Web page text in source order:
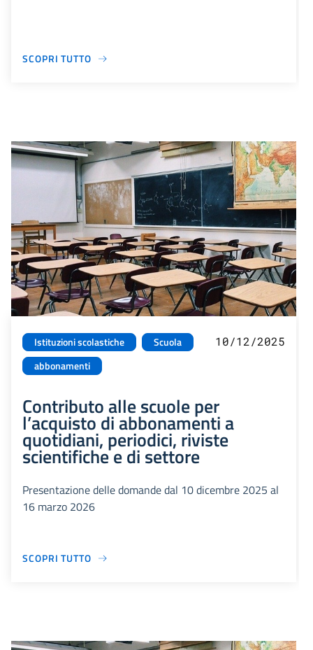
SCOPRI TUTTO
Istituzioni scolastiche
Scuola
abbonamenti
10/12/2025
Contributo alle scuole per
l’acquisto di abbonamenti a
quotidiani, periodici, riviste
scientifiche e di settore
Presentazione delle domande dal 10 dicembre 2025 al
16 marzo 2026
SCOPRI TUTTO